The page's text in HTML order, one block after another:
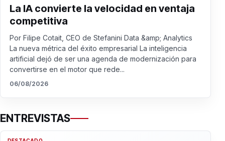
La IA convierte la velocidad en ventaja
competitiva
Por Filipe Cotait, CEO de Stefanini Data &amp; Analytics
La nueva métrica del éxito empresarial La inteligencia
artificial dejó de ser una agenda de modernización para
convertirse en el motor que rede...
06/08/2026
ENTREVISTAS